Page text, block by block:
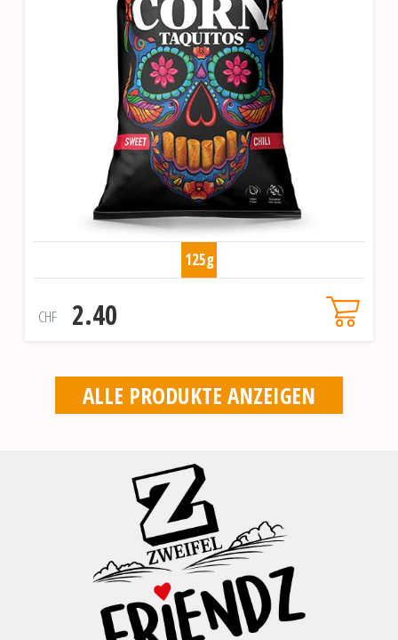
125g
CHF 2.40
ALLE PRODUKTE ANZEIGEN